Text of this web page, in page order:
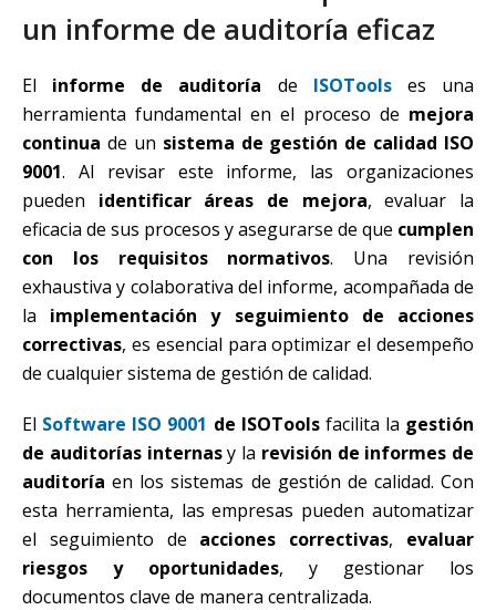
un informe de auditoría eficaz
El informe de auditoría de ISOToolses una
herramienta fundamental en el proceso de mejora
continua de un sistema de gestión de calidad ISO
9001. Al revisar este informe, las organizaciones
pueden identificar áreas de mejora, evaluar la
eficacia de sus procesos y asegurarse de que cumplen
con los requisitos normativos. Una revisión
exhaustiva y colaborativa del informe, acompañada de
la implementación y seguimiento de acciones
correctivas, es esencial para optimizar el desempeño
de cualquier sistema de gestión de calidad.
El Software ISO 9001 de ISOToolsfacilita la gestión
de auditorías internasy la revisión de informes de
auditoría en los sistemas de gestión de calidad. Con
esta herramienta, las empresas pueden automatizar
el seguimiento de acciones correctivas, evaluar
riesgos y oportunidades, y gestionar los
documentos clave de manera centralizada.